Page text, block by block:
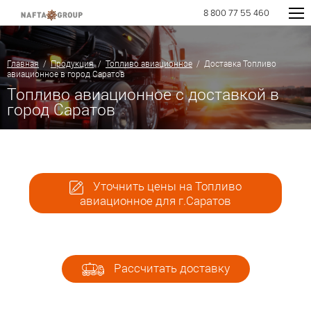
8 800 77 55 460
Главная /Продукция/ Топливо авиационное / Доставка Топливо
авиационное в город Саратов
Топливо авиационное с доставкой в
город Саратов
Уточнить цены на Топливо
авиационное для г.Саратов
Рассчитать доставку